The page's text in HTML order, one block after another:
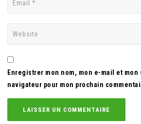
Enregistrer mon nom, mon e-mail et mon
navigateur pour mon prochain